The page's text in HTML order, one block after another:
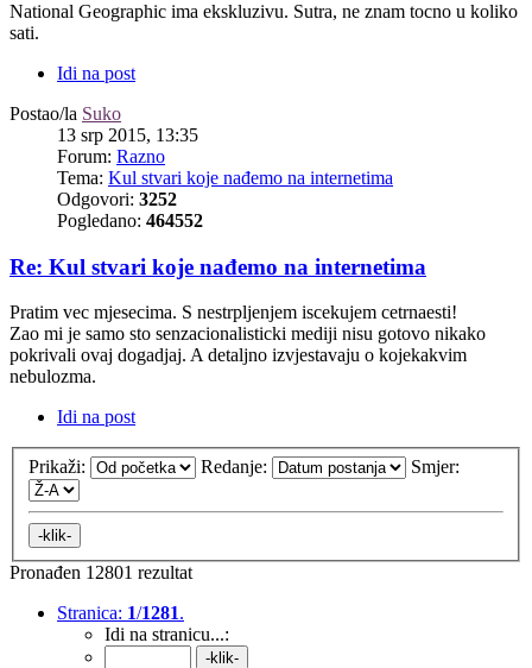
National Geographic ima ekskluzivu. Sutra, ne znam tocno u koliko
sati.
Idi na post
Postao/la Suko
13 srp 2015, 13:35
Forum: Razno
Tema: Kul stvari koje nađemo na internetima
Odgovori: 3252
Pogledano: 464552
Re: Kul stvari koje nađemo na internetima
Pratim vec mjesecima. S nestrpljenjem iscekujem cetrnaesti!
Zao mi je samo sto senzacionalisticki mediji nisu gotovo nikako
pokrivali ovaj dogadjaj. A detaljno izvjestavaju o kojekakvim
nebulozma.
Idi na post
Prikaži: Redanje: Smjer:
Pronađen 12801 rezultat
Stranica: 1/1281.
Idi na stranicu...: